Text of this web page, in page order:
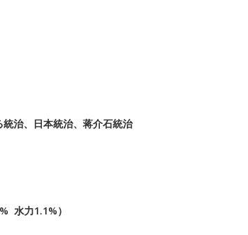
治、日本統治、蒋介石統治
力1.1%）